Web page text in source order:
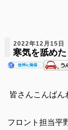
2022年12月15日
寒気を舐め
皆さんこんばん
フロント担当平